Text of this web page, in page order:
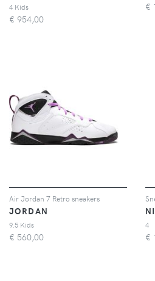
4 Kids
€ 954,00
€
Air Jordan 7 Retro sneakers
JORDAN
9.5 Kids
€ 560,00
4
€